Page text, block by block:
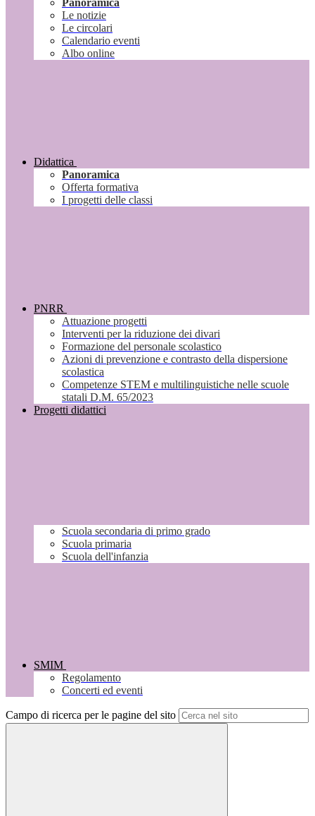
Panoramica
Le notizie
Le circolari
Calendario eventi
Albo online
Didattica
Panoramica
Offerta formativa
I progetti delle classi
PNRR
Attuazione progetti
Interventi per la riduzione dei divari
Formazione del personale scolastico
Azioni di prevenzione e contrasto della dispersione
scolastica
Competenze STEM e multilinguistiche nelle scuole
statali D.M. 65/2023
Progetti didattici
Scuola secondaria di primo grado
Scuola primaria
Scuola dell'infanzia
SMIM
Regolamento
Concerti ed eventi
Campo di ricerca per le pagine del sito